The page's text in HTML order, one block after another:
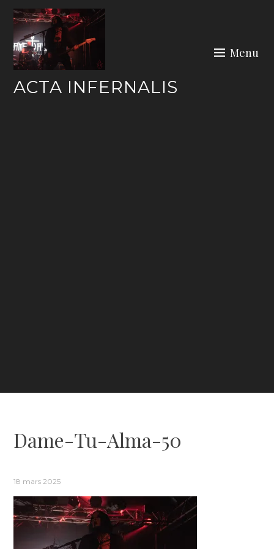
Skip
content
ACTA INFERNALIS
Menu
Dame-Tu-Alma-50
18 mars 2025